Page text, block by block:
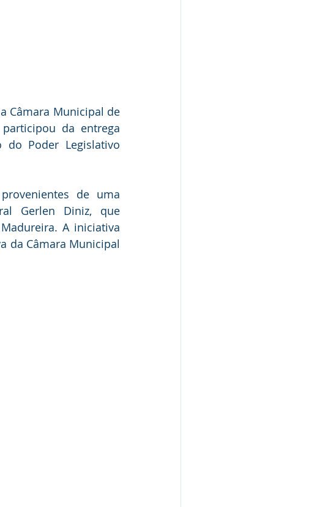
Câmara Municipal de
da entrega
do Poder Legislativo
de uma
Gerlen Diniz, que
A iniciativa
da Câmara Municipal